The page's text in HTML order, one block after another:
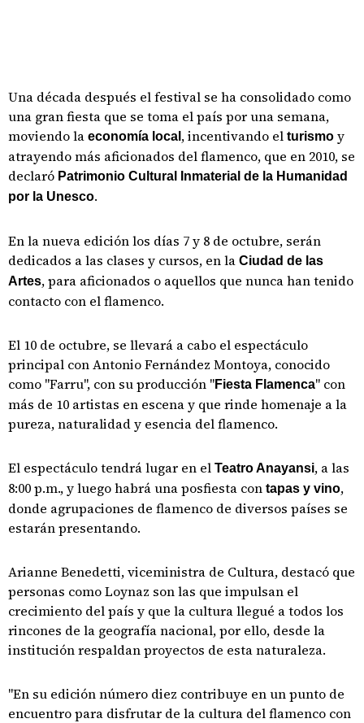
Una década después el festival se ha consolidado como
una gran fiesta que se toma el país por una semana,
moviendo la economía local , incentivando el turismo y
atrayendo más aficionados del flamenco, que en 2010, se
declaró Patrimonio Cultural Inmaterial de la Humanidad
por la Unesco.
En la nueva edición los días 7 y 8 de octubre, serán
dedicados a las clases y cursos, en la Ciudad de las
Artes, para aficionados o aquellos que nunca han tenido
contacto con el flamenco.
El 10 de octubre, se llevará a cabo el espectáculo
principal con Antonio Fernández Montoya, conocido
como "Farru", con su producción "Fiesta Flamenca" con
más de 10 artistas en escena y que rinde homenaje a la
pureza, naturalidad y esencia del flamenco.
El espectáculo tendrá lugar en el Teatro Anayansi, a las
8:00 p.m., y luego habrá una posfiesta con tapas y vino,
donde agrupaciones de flamenco de diversos países se
estarán presentando.
Arianne Benedetti, viceministra de Cultura, destacó que
personas como Loynaz son las que impulsan el
crecimiento del país y que la cultura llegué a todos los
rincones de la geografía nacional, por ello, desde la
institución respaldan proyectos de esta naturaleza.
"En su edición número diez contribuye en un punto de
encuentro para disfrutar de la cultura del flamenco con